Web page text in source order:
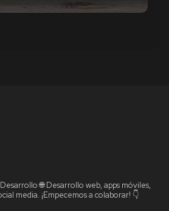
🌐 Desarrollo web, apps móviles,
media. ¡Empecemos a colaborar! 👇